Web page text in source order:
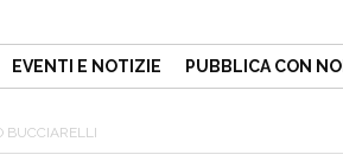
EVENTI E NOTIZIE PUBBLICA CON NOI
BUCCIARELLI